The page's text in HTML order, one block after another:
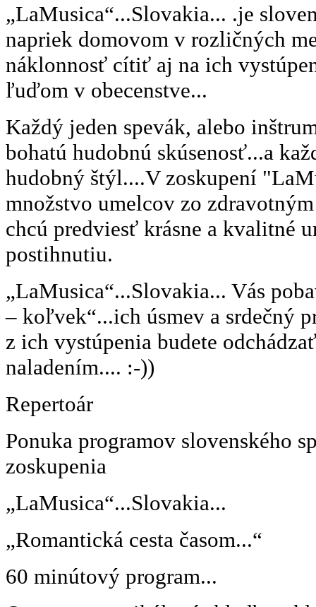
„LaMusica“...Slovakia... .je
napriek domovom v rozličných
náklonnosť cítiť aj na ich
ľuďom v obecenstve...
Každý jeden spevák, alebo
bohatú hudobnú skúsenosť...a
hudobný štýl....V zoskupení
množstvo umelcov zo
chcú predviesť krásne a kvalitné
postihnutiu.
„LaMusica“...Slovakia... Vás
– koľvek“...ich úsmev a srdečný
z ich vystúpenia budete
naladením.... :-))
Repertoár
Ponuka programov slovenského
zoskupenia
„LaMusica“...Slovakia...
„Romantická cesta časom...“
60 minútový program...